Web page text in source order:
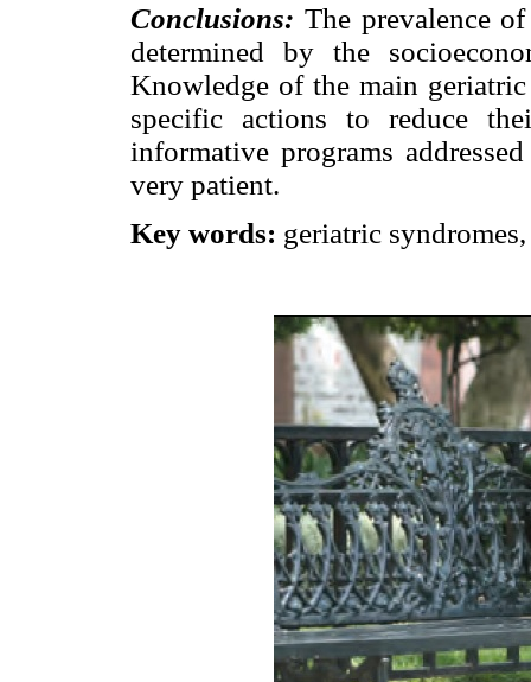
Conclusions: The prevalence
determined by the
Knowledge of the main
specific actions to reduce
informative programs
very patient.
Key words: geriatric